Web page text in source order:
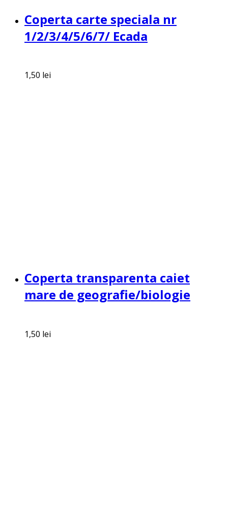
Coperta carte speciala nr
1/2/3/4/5/6/7/ Ecada
1,50 lei
Coperta transparenta caiet
mare de geografie/biologie
1,50 lei